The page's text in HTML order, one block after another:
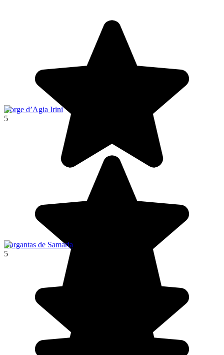
Gorge d’Agia Irini
5
Gargantas de Samaria
5